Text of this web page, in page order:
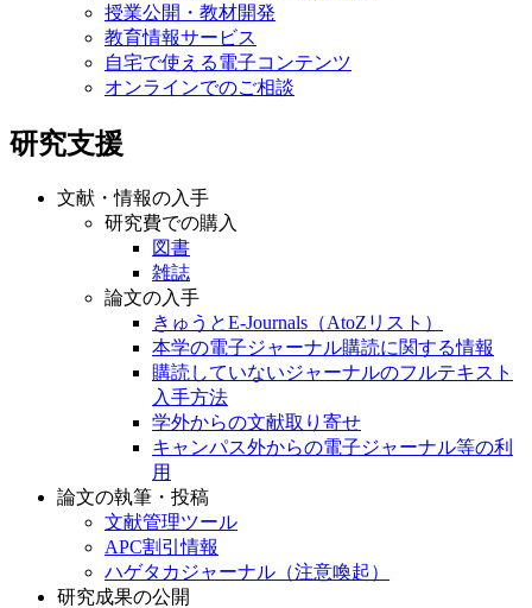
授業公開・教材開発
教育情報サービス
自宅で使える電子コンテンツ
オンラインでのご相談
研究支援
文献・情報の入手
研究費での購入
図書
雑誌
論文の入手
きゅうとE-Journals（AtoZリスト）
本学の電子ジャーナル購読に関する情報
購読していないジャーナルのフルテキスト
入手方法
学外からの文献取り寄せ
キャンパス外からの電子ジャーナル等の利
用
論文の執筆・投稿
文献管理ツール
APC割引情報
ハゲタカジャーナル（注意喚起）
研究成果の公開